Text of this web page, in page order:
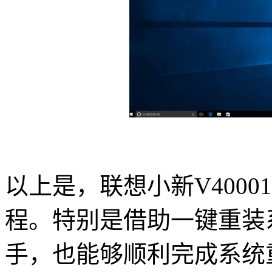
以上是，联想小新
程。特别是借助一键重
手，也能够顺利完成系